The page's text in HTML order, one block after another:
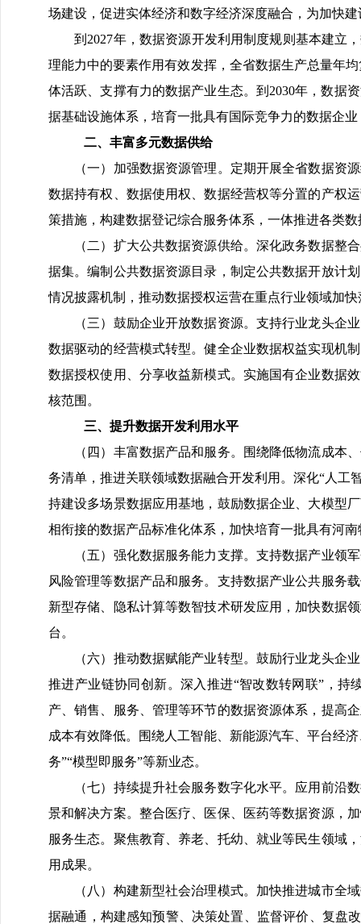
场建设，促进实体经济和数字经济深度融合，为加快
到2027年，数据资源开发利用制度规则基本建立
理能力中的要素作用有效发挥，全省数据生产总量年
体活跃、支撑有力的数据产业生态。到2030年，数据
据基础设施体系，培育一批具有国际竞争力的数据企
二、丰富多元数据供给
（一）加强数据资源管理。定期开展全省数据资源
数据持有权、数据使用权、数据经营权等分置的产权
策措施，构建数据登记综合服务体系，一体推进各类
（二）扩大公共数据资源供给。深化政务数据整合
据集。编制公共数据资源目录，制定公共数据开放计
情况披露机制，推动数据授权运营在重点行业领域加
（三）鼓励企业开放数据资源。支持行业龙头企业
数据驱动的经营模式转型。健全企业数据权益实现机
数据授权使用、分享收益新模式。实施国有企业数据
核范围。
三、提升数据开发利用水平
（四）丰富数据产品和服务。围绕降低物流成本、
务清单，推进关联领域数据融合开发利用。深化“人工
持建设多场景数据应用基地，鼓励数据企业、大模型
相衔接的数据产品标准化体系，加快培育一批具有河
（五）强化数据服务能力支撑。支持数据产业领军
风险管理等数据产品和服务。支持数据产业公共服务
新型存储、隐私计算等数智技术研发应用，加快数据
台。
（六）推动数据赋能产业转型。鼓励行业龙头企业
推进产业链协同创新。深入推进“智改数转网联”，
产、销售、服务、管理等环节的数据资源体系，提高
成本有效降低。围绕人工智能、新能源汽车、平台经
务”“模型即服务”等新业态。
（七）持续提升社会服务数字化水平。应用前沿数
景和解决方案。整合医疗、医保、医药等数据资源，
服务生态。聚焦教育、养老、托幼、就业等民生领域
用成果。
（八）构建新型社会治理模式。加快推进城市全域
据融通，构建感知预警、决策处置、监督评价、复盘